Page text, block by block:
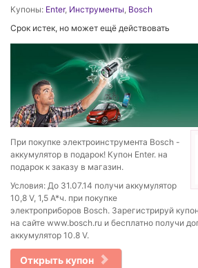
Купоны: Enter, Инструменты, Bosch
Срок истек, но может ещё действовать
При покупке электроинструмента Bosch -
аккумулятор в подарок! Купон Enter. на
подарок к заказу в магазин.
Условия: До 31.07.14 получи аккумулятор
10,8 V, 1,5 А*ч. при покупке
электроприборов Bosch. Зарегистрируй
на сайте www.bosch.ru и бесплатно получи
аккумулятор 10.8 V.
Открыть купон